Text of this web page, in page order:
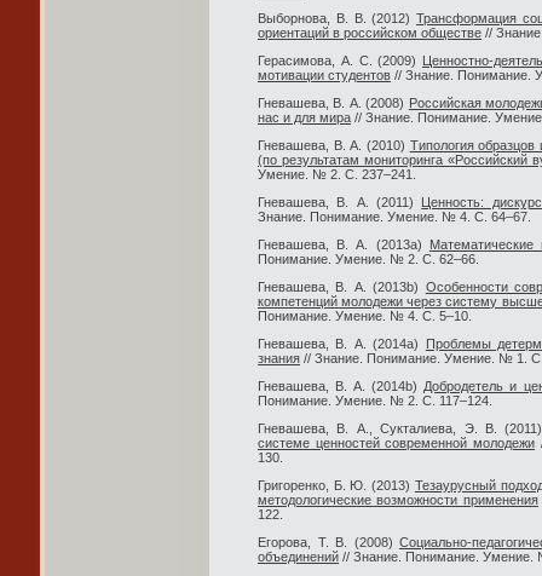
Выборнова, В. В. (2012)Трансформация
ориентаций в российском обществе //
Герасимова, А. С. (2009)
Ценностно-
мотивации студентов // Знание. Понимание.
Гневашева, В. А. (2008) Российская
нас и для мира // Знание. Понимание.
Гневашева, В. А. (2010) Типология
(по результатам мониторинга «Российский
Умение. № 2. С. 237–241.
Гневашева, В. А. (2011)
Ценность:
Знание. Понимание. Умение. № 4. С. 64–67.
Гневашева, В. А. (2013a) Математические
Понимание. Умение. № 2. С. 62–66.
Гневашева, В. А. (2013b) Особенности
компетенций молодежи через систему
Понимание. Умение. № 4. С. 5–10.
Гневашева, В. А. (2014a)
Проблемы
знания // Знание. Понимание. Умение. № 1.
Гневашева, В. А. (2014b) Добродетель и
Понимание. Умение. № 2. С. 117–124.
Гневашева, В. А., Сукталиева, Э. В.
системе ценностей современной молодежи
130.
Григоренко, Б. Ю. (2013) Тезаурусный
методологические возможности применения
122.
Егорова, Т. В. (2008) Социально-
объединений // Знание. Понимание. Умение.